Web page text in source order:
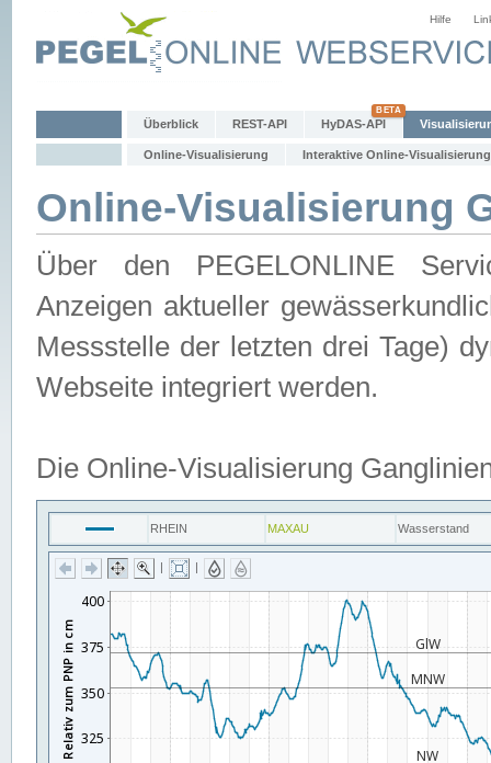
Hilfe
Überblick REST-API HyDAS-API
Online-Visualisierung Interaktive Online-Visualisierung
Online-Visualisierung
Über den PEGELONLINE
Anzeigen aktueller
Messstelle der letzten drei Tage)
Webseite integriert werden.
Die Online-Visualisierung